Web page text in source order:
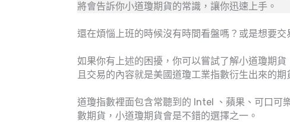
將會告訴你小道瓊期貨的常識，讓你迅速上手。
還在煩惱上班的時候沒有時間看盤嗎？或是想要交
如果你有上述的困擾，你可以嘗試了解小道瓊期
且交易的內容就是美國道瓊工業指數衍生出來的期
道瓊指數裡面包含常聽到的 Intel 、蘋果、可口可
數期貨，小道瓊期貨會是不錯的選擇之一。